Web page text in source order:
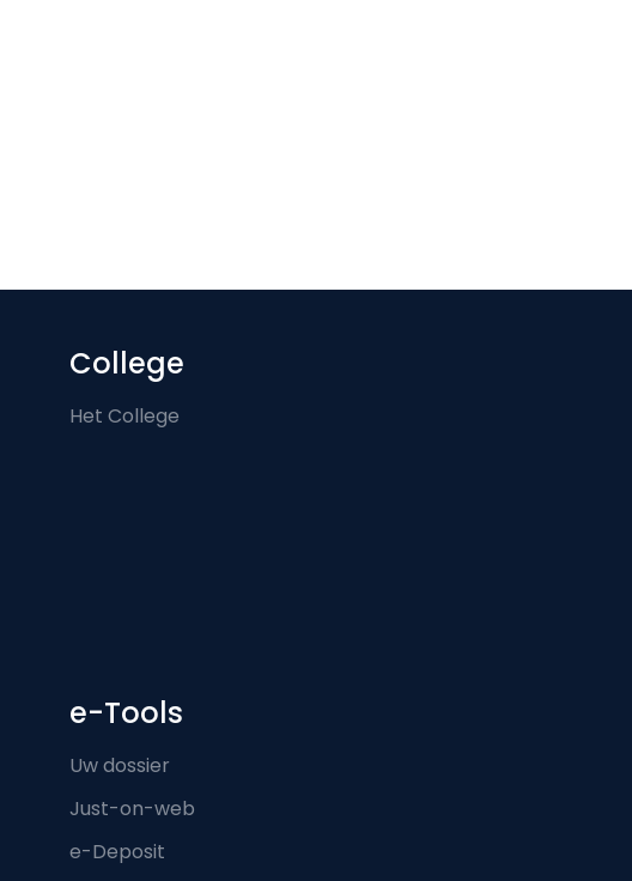
College
Het College
e-Tools
Uw dossier
Just-on-web
e-Deposit